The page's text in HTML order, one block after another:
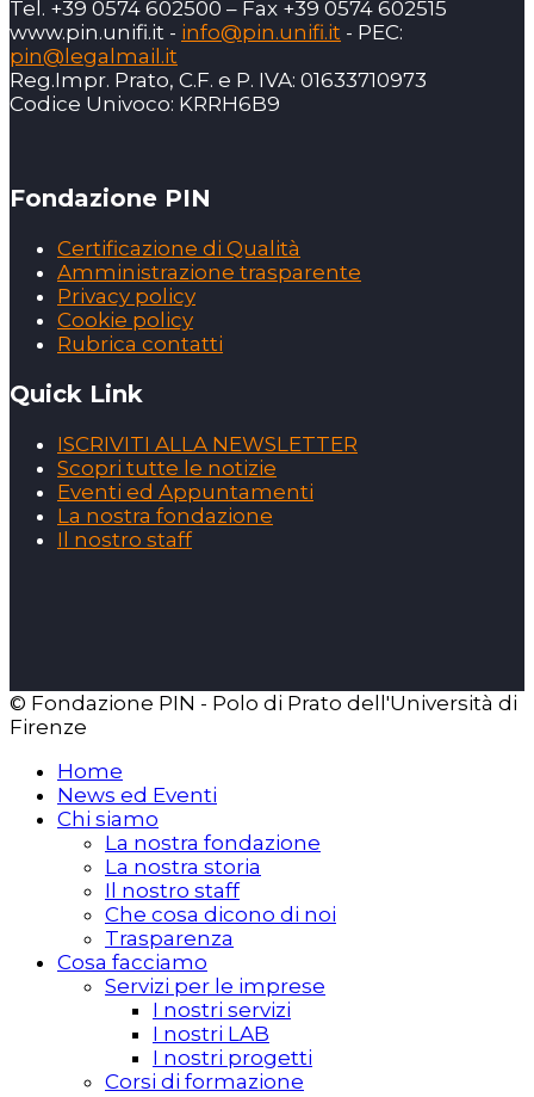
Tel. +39 0574 602500 – Fax +39 0574 602515
www.pin.unifi.it - info@pin.unifi.it - PEC:
pin@legalmail.it
Reg.Impr. Prato, C.F. e P. IVA: 01633710973
Codice Univoco: KRRH6B9
Fondazione PIN
Certificazione di Qualità
Amministrazione trasparente
Privacy policy
Cookie policy
Rubrica contatti
Quick Link
ISCRIVITI ALLA NEWSLETTER
Scopri tutte le notizie
Eventi ed Appuntamenti
La nostra fondazione
Il nostro staff
© Fondazione PIN - Polo di Prato dell'Università di
Firenze
Home
News ed Eventi
Chi siamo
La nostra fondazione
La nostra storia
Il nostro staff
Che cosa dicono di noi
Trasparenza
Cosa facciamo
Servizi per le imprese
I nostri servizi
I nostri LAB
I nostri progetti
Corsi di formazione